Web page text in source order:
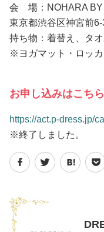
会 場：NOHARA BY
東京都渋谷区神宮前
持ち物：着替え、タオ
※ヨガマット・ロッカ
お申し込みはこち
https://act.p-dress.jp/
※終了しました。